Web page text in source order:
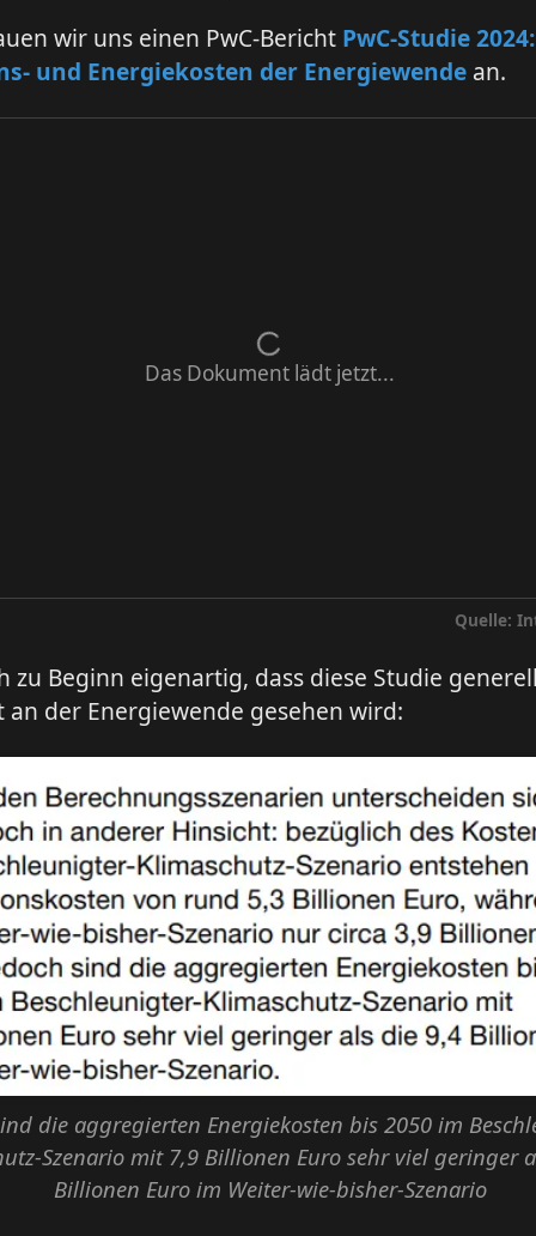
wir uns einen PwC-Bericht PwC-Studie 2024:
und Energiekosten der Energiewende an.
Das Dokument lädt jetzt...
Quelle:
zu Beginn eigenartig, dass diese Studie
der Energiewende gesehen wird:
die aggregierten Energiekosten bis 2050 im
Szenario mit 7,9 Billionen Euro sehr viel geringer
Billionen Euro im Weiter-wie-bisher-Szenario